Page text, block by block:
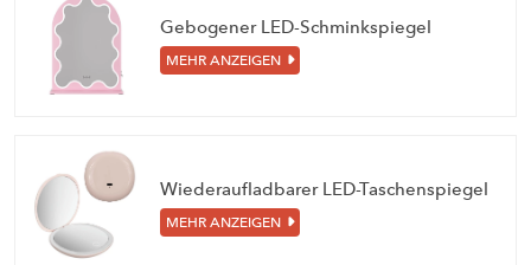
Gebogener LED-Schminkspiegel
MEHR ANZEIGEN
Wiederaufladbarer LED-Taschenspiegel
MEHR ANZEIGEN